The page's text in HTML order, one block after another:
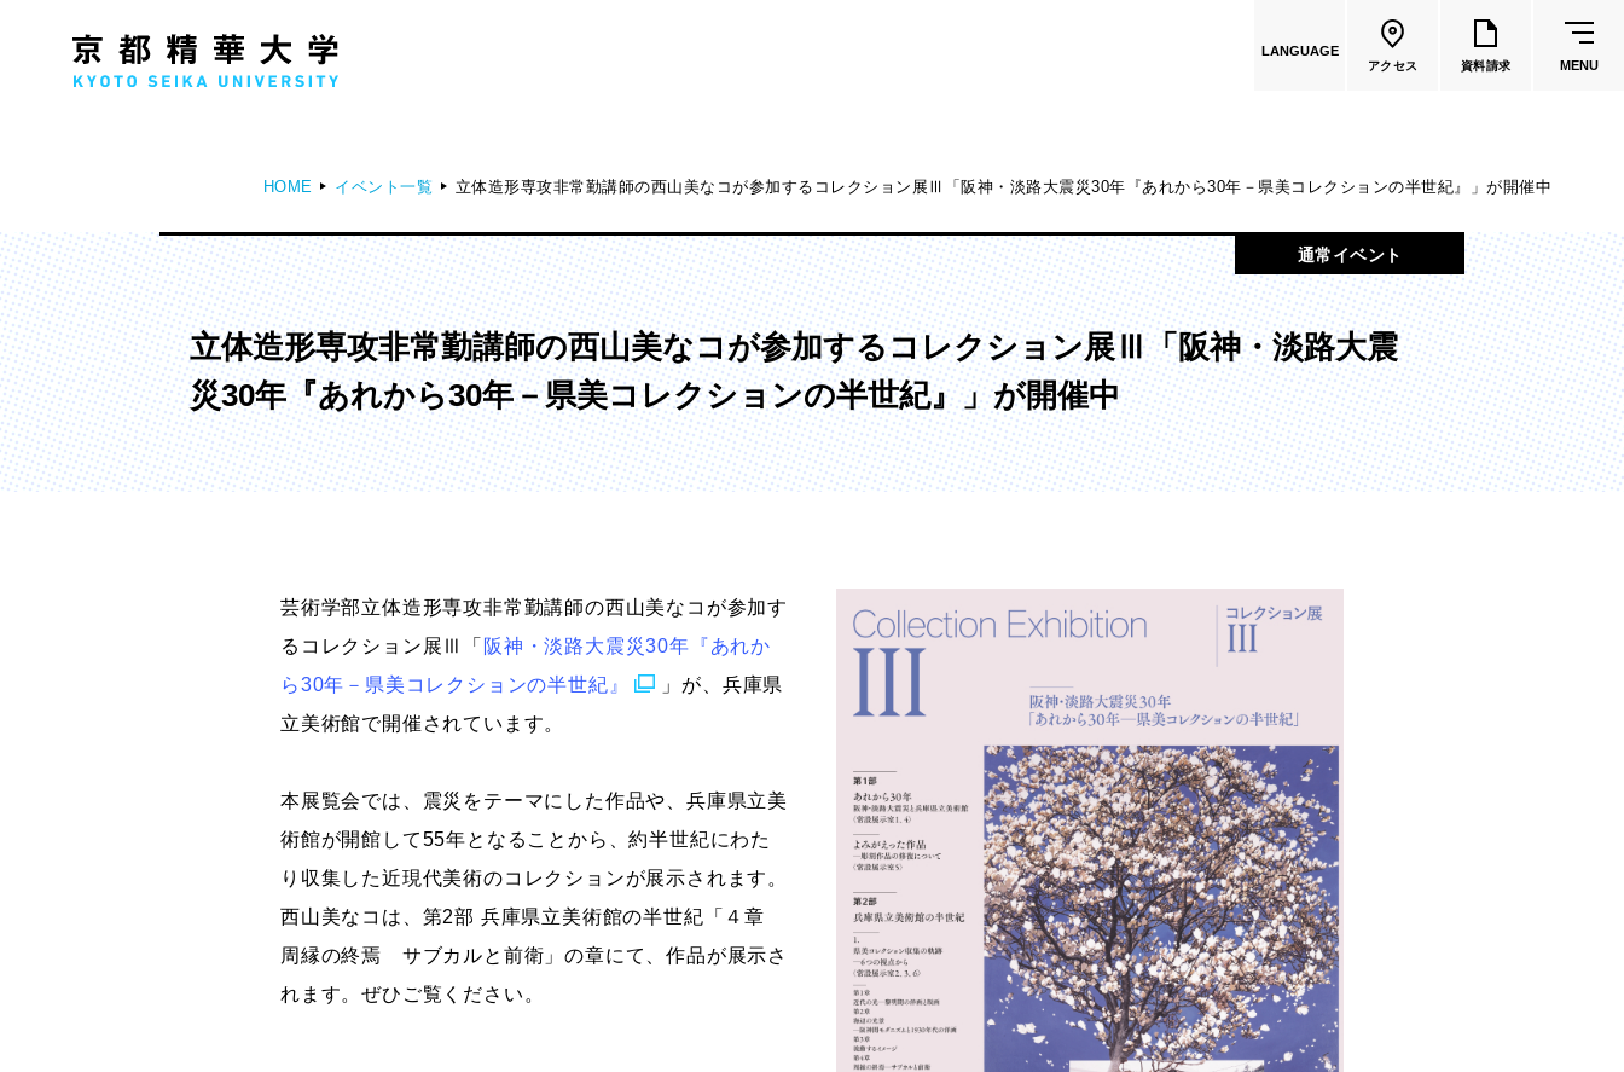
LANGUAGE
アクセス 資料請求 MENU
人文学部
歴史コース
文学コース
社会コース
国際文化コース
国際日本学コース
メディア表現学部
メディア表現学科
芸術学部
造形学科
デジタルクリエイションコース
イラスト学科
プロダクトデザイン学科
新世代マンガコース
キャラクターデザインコース
アニメーションコース
デザイン研究科
マンガ研究科
共通教育
教員一覧
国際文化学部
（2026年度募集停止）
カートゥーンコース
度開設予定）
HOME イベント一覧 立体造形専攻非常勤講師の西山美なコが参加するコレクション展Ⅲ「阪神・淡路大震災30年『あれから30年－県美コレクションの半世紀』」が開催中
通常イベント
立体造形専攻非常勤講師の西山美なコが参加するコレクション展Ⅲ「阪神・淡路大震
災30年『あれから30年－県美コレクションの半世紀』」が開催中
芸術学部立体造形専攻非常勤講師の西山美なコが参加す
るコレクション展Ⅲ「 阪神・淡路大震災30年『あれか
ら30年－県美コレクションの半世紀』
」が、兵庫県
立美術館で開催されています。
本展覧会では、震災をテーマにした作品や、兵庫県立美
術館が開館して55年となることから、約半世紀にわた
り収集した近現代美術のコレクションが展示されます。
西山美なコは、第2部 兵庫県立美術館の半世紀「４章
周縁の終焉 サブカルと前衛」の章にて、作品が展示さ
れます。ぜひご覧ください。